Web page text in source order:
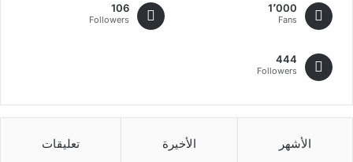
1٬000
Fans
106
Followers
444
Followers
الأشهر الأخيرة تعليقات